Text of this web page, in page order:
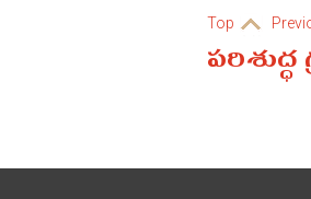
Top